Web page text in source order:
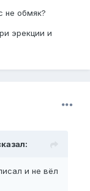
не обмяк?
эрекции и
и не вёл